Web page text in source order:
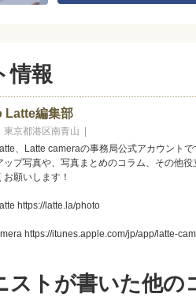
情報
Latte編集部
東京都港区南青山 |
、Latte cameraの事務局公式アカウントで
ップ写真や、写真まとめのコラム、その他
お願いします！
https://latte.la/photo
https://itunes.apple.com/jp/app/latte-
ページ https://www.facebook.com/
ストが書いた他の